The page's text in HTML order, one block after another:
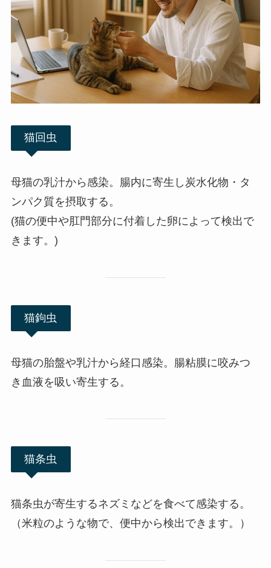
猫回虫
母猫の乳汁から感染。腸内に寄生し炭水化物・タ
ンパク質を摂取する。
(猫の便中や肛門部分に付着した卵によって検出で
きます。)
猫鉤虫
母猫の胎盤や乳汁から経口感染。腸粘膜に咬みつ
き血液を吸い寄生する。
猫条虫
猫条虫が寄生するネズミなどを食べて感染する。
（米粒のような物で、便中から検出できます。）